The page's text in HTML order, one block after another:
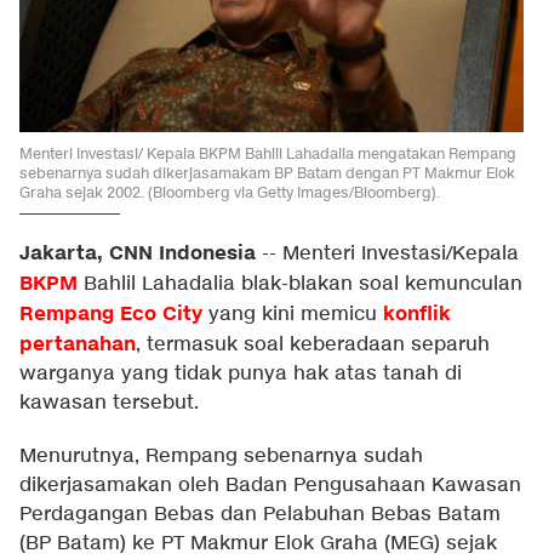
Menteri Investasi/ Kepala BKPM Bahlil Lahadalia mengatakan Rempang
sebenarnya sudah dikerjasamakam BP Batam dengan PT Makmur Elok
Graha sejak 2002. (Bloomberg via Getty Images/Bloomberg).
Jakarta, CNN Indonesia -- Menteri Investasi/Kepala
BKPM Bahlil Lahadalia blak-blakan soal kemunculan
Rempang Eco City yang kini memicu konflik
pertanahan, termasuk soal keberadaan separuh
warganya yang tidak punya hak atas tanah di
kawasan tersebut.
Menurutnya, Rempang sebenarnya sudah
dikerjasamakan oleh Badan Pengusahaan Kawasan
Perdagangan Bebas dan Pelabuhan Bebas Batam
(BP Batam) ke PT Makmur Elok Graha (MEG) sejak